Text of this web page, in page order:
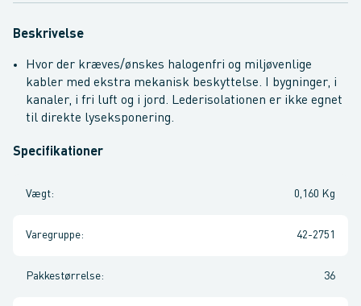
Beskrivelse
Hvor der kræves/ønskes halogenfri og miljøvenlige
kabler med ekstra mekanisk beskyttelse. I bygninger, i
kanaler, i fri luft og i jord. Lederisolationen er ikke egnet
til direkte lyseksponering.
Specifikationer
Vægt: 0,160 Kg
Varegruppe: 42-2751
Pakkestørrelse: 36